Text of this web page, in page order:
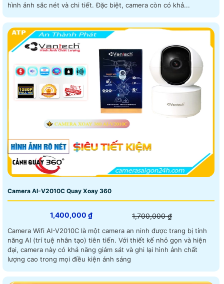
hình ảnh sắc nét và chi tiết. Đặc biệt, camera còn có khả...
Camera AI-V2010C Quay Xoay 360
1,400,000 ₫ 1,700,000 ₫
Camera Wifi AI-V2010C là một camera an ninh được trang bị tính
năng AI (trí tuệ nhân tạo) tiên tiến. Với thiết kế nhỏ gọn và hiện
đại, camera này có khả năng giám sát và ghi lại hình ảnh chất
lượng cao trong mọi điều kiện ánh sáng